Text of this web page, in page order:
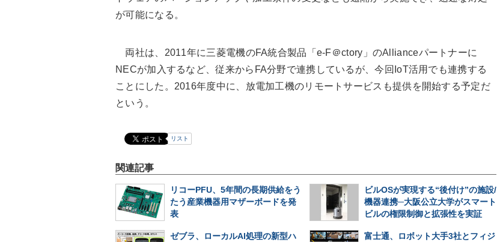
が可能になる。
両社は、2011年に三菱電機のFA統合製品「e-F＠ctory」のAllianceパートナーに
NECが加入するなど、従来からFA分野で連携しているが、今回IoT活用でも連携する
ことにした。2016年度中に、放電加工機のリモートサービスも提供を開始する予定だ
という。
リスト
関連記事
リコーPFU、5年間の長期供給をう
たう産業機器用マザーボードを発
表
ビルOSが実現する“後付け”の施設/
機器連携─大阪公立大学がスマート
ビルの権限制御と拡張性を実証
ゼブラ、ローカルAI処理の新型ハ
富士通、ロボット大手3社とフィジ